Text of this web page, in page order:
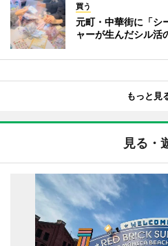
買う
元町・中華街に「
ャーが生んだシル活
もっと見
見る・